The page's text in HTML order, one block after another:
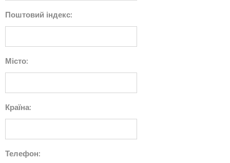
Поштовий індекс:
Місто:
Країна:
Телефон: